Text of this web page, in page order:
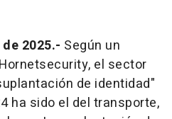
2025.- Según un
el sector
de identidad"
ha sido el del transporte,